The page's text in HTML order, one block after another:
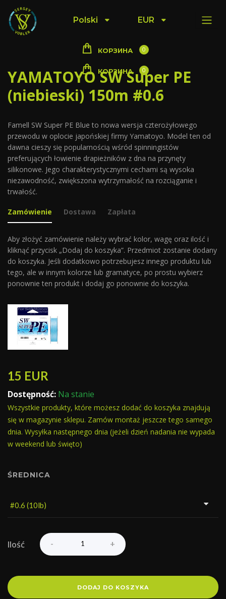
Polski EUR
КОРЗИНА 0
КОРЗИНА 0
YAMATOYO SW Super PE
(niebieski) 150m #0.6
Famell SW Super PE Blue to nowa wersja czterożyłowego
przewodu w oplocie japońskiej firmy Yamatoyo. Model ten od
dawna cieszy się popularnością wśród spinningistów
preferujących łowienie drapieżników z dna na przynęty
silikonowe. Jego charakterystycznymi cechami są wysoka
niezawodność, zwiększona wytrzymałość na rozciąganie i
trwałość.
Zamówienie Dostawa Zapłata
Aby złożyć zamówienie należy wybrać kolor, wagę oraz ilość i
kliknąć przycisk „Dodaj do koszyka”. Przedmiot zostanie dodany
do koszyka. Jeśli dodatkowo potrzebujesz innego produktu lub
tego, ale w innym kolorze lub gramatyce, po prostu wybierz
ponownie ten produkt i dodaj go ponownie do koszyka.
15 EUR
Dostępność: Na stanie
Wszystkie produkty, które możesz dodać do koszyka znajdują
się w magazynie sklepu. Zamów montaż jeszcze tego samego
dnia. Wysyłka następnego dnia (jeżeli dzień nadania nie wypada
w weekend lub święto)
ŚREDNICA
Ilość
DODAJ DO KOSZYKA